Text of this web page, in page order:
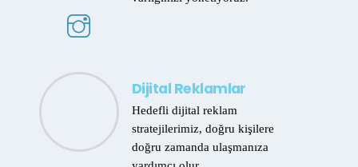
Dijital Reklamlar
Hedefli dijital reklam
stratejilerimiz, doğru kişilere
doğru zamanda ulaşmanıza